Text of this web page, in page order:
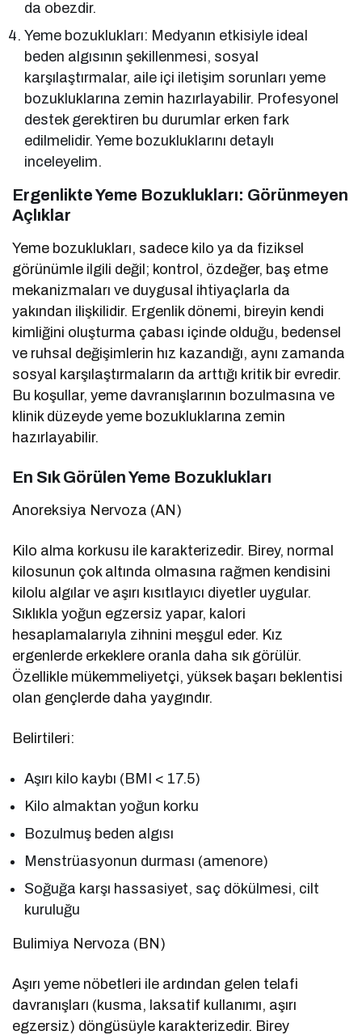
da obezdir.
Yeme bozuklukları: Medyanın etkisiyle ideal
beden algısının şekillenmesi, sosyal
karşılaştırmalar, aile içi iletişim sorunları yeme
bozukluklarına zemin hazırlayabilir. Profesyonel
destek gerektiren bu durumlar erken fark
edilmelidir. Yeme bozukluklarını detaylı
inceleyelim.
Ergenlikte Yeme Bozuklukları: Görünmeyen
Açlıklar
Yeme bozuklukları, sadece kilo ya da fiziksel
görünümle ilgili değil; kontrol, özdeğer, baş etme
mekanizmaları ve duygusal ihtiyaçlarla da
yakından ilişkilidir. Ergenlik dönemi, bireyin kendi
kimliğini oluşturma çabası içinde olduğu, bedensel
ve ruhsal değişimlerin hız kazandığı, aynı zamanda
sosyal karşılaştırmaların da arttığı kritik bir evredir.
Bu koşullar, yeme davranışlarının bozulmasına ve
klinik düzeyde yeme bozukluklarına zemin
hazırlayabilir.
En Sık Görülen Yeme Bozuklukları
Anoreksiya Nervoza (AN)
Kilo alma korkusu ile karakterizedir. Birey, normal
kilosunun çok altında olmasına rağmen kendisini
kilolu algılar ve aşırı kısıtlayıcı diyetler uygular.
Sıklıkla yoğun egzersiz yapar, kalori
hesaplamalarıyla zihnini meşgul eder. Kız
ergenlerde erkeklere oranla daha sık görülür.
Özellikle mükemmeliyetçi, yüksek başarı beklentisi
olan gençlerde daha yaygındır.
Belirtileri:
Aşırı kilo kaybı (BMI < 17.5)
Kilo almaktan yoğun korku
Bozulmuş beden algısı
Menstrüasyonun durması (amenore)
Soğuğa karşı hassasiyet, saç dökülmesi, cilt
kuruluğu
Bulimiya Nervoza (BN)
Aşırı yeme nöbetleri ile ardından gelen telafi
davranışları (kusma, laksatif kullanımı, aşırı
egzersiz) döngüsüyle karakterizedir. Birey